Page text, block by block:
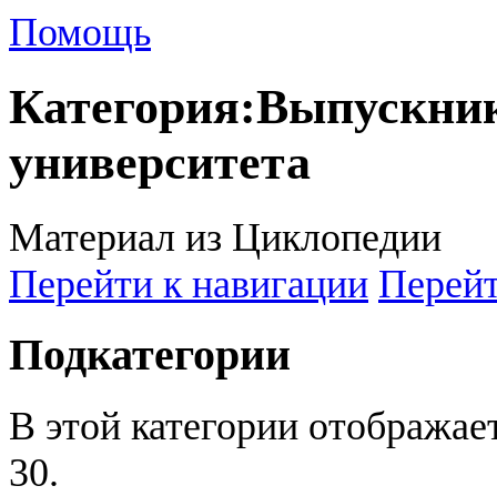
Помощь
Категория:
университета
Материал из Циклопедии
Перейти к навигации
Подкатегории
В этой категории
30.